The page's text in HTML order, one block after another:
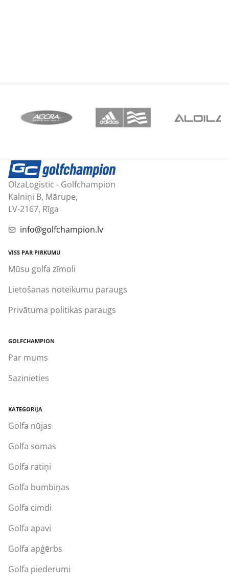
OlzaLogistic - Golfchampion
Kalniņi B, Mārupe,
LV-2167, Rīga
info@golfchampion.lv
VISS PAR PIRKUMU
Mūsu golfa zīmoli
Lietošanas noteikumu paraugs
Privātuma politikas paraugs
GOLFCHAMPION
Par mums
Sazinieties
KATEGORIJA
Golfa nūjas
Golfa somas
Golfa ratiņi
Golfa bumbiņas
Golfa cimdi
Golfa apavi
Golfa apģērbs
Golfa piederumi